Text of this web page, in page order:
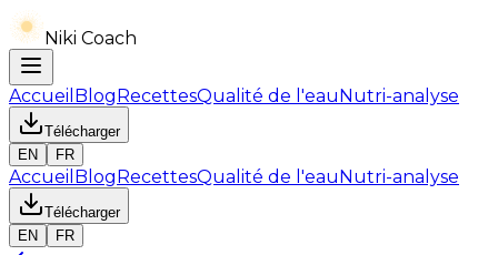
Niki Coach
Accueil BlogRecettesQualité de l'eauNutri-analyse
Télécharger
EN
FR
Accueil BlogRecettesQualité de l'eauNutri-analyse
Télécharger
EN
FR